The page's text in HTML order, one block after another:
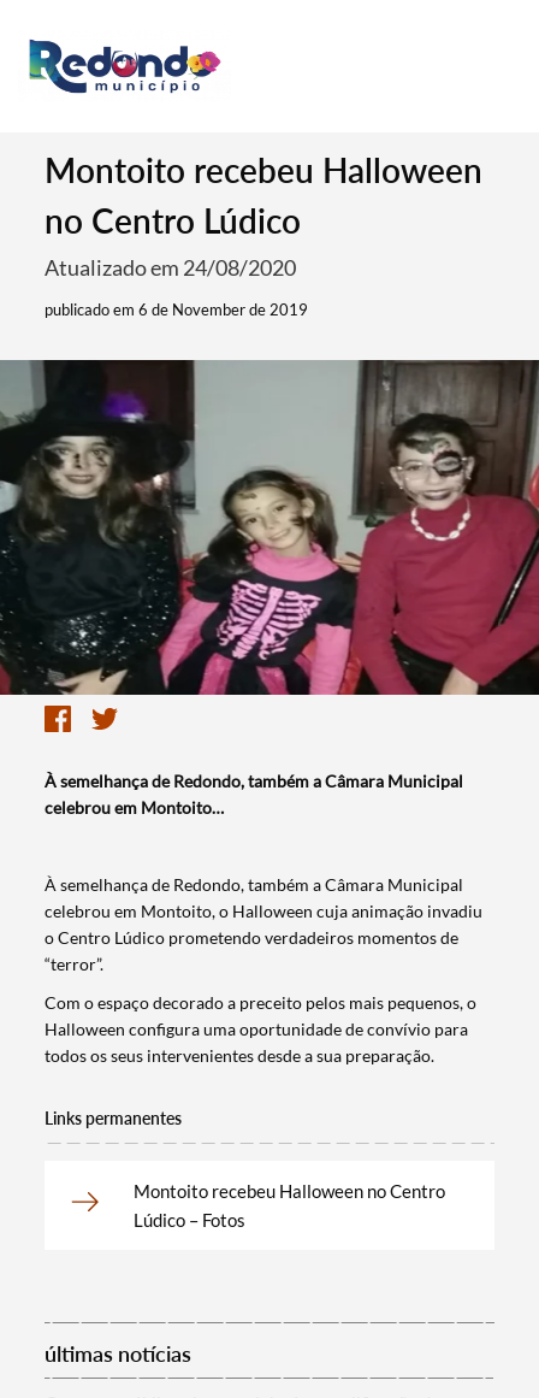
Termo de Pesquisa
Montoito recebeu Halloween
no Centro Lúdico
Atualizado em 24/08/2020
publicado em 6 de November de 2019
À semelhança de Redondo, também a Câmara Municipal
celebrou em Montoito…
À semelhança de Redondo, também a Câmara Municipal
celebrou em Montoito, o Halloween cuja animação invadiu
o Centro Lúdico prometendo verdadeiros momentos de
“terror”.
Com o espaço decorado a preceito pelos mais pequenos, o
Halloween configura uma oportunidade de convívio para
todos os seus intervenientes desde a sua preparação.
Links permanentes
Montoito recebeu Halloween no Centro
Lúdico – Fotos
últimas notícias